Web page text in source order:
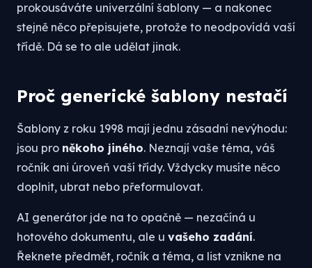
prokousáváte univerzální šablony — a nakonec
stejně něco přepisujete, protože to neodpovídá vaší
třídě. Dá se to ale udělat jinak.
Proč generické šablony nestačí
Šablony z roku 1998 mají jednu zásadní nevýhodu:
jsou pro někoho jiného. Neznají vaše téma, váš
ročník ani úroveň vaší třídy. Vždycky musíte něco
doplnit, ubrat nebo přeformulovat.
AI generátor jde na to opačně — nezačíná u
hotového dokumentu, ale u vašeho zadání.
Řeknete předmět, ročník a téma, a list vznikne na